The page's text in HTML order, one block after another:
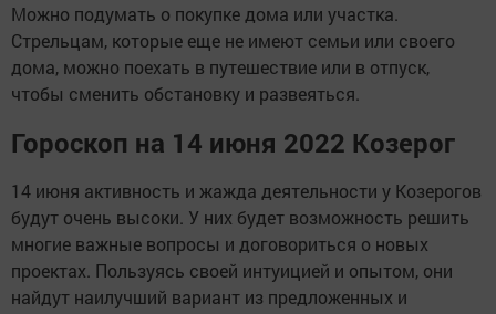
Можно подумать о покупке дома или участка.
Стрельцам, которые еще не имеют семьи или своего
дома, можно поехать в путешествие или в отпуск,
чтобы сменить обстановку и развеяться.
Гороскоп на 14 июня 2022 Козерог
14 июня активность и жажда деятельности у Козерогов
будут очень высоки. У них будет возможность решить
многие важные вопросы и договориться о новых
проектах. Пользуясь своей интуицией и опытом, они
найдут наилучший вариант из предложенных и